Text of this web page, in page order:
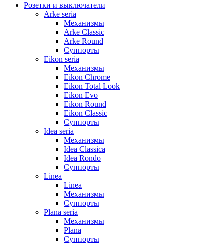
Розетки и выключатели
Arke seria
Механизмы
Arke Classic
Arke Round
Суппорты
Eikon seria
Механизмы
Eikon Chrome
Eikon Total Look
Eikon Evo
Eikon Round
Eikon Classic
Суппорты
Idea seria
Механизмы
Idea Classica
Idea Rondo
Суппорты
Linea
Linea
Механизмы
Суппорты
Plana seria
Механизмы
Plana
Суппорты